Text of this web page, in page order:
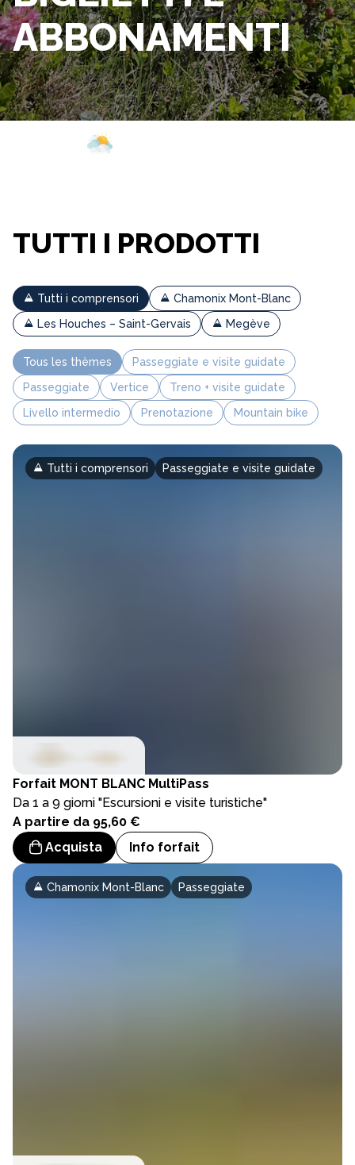
ABBONAMENTI
TUTTI I PRODOTTI
Tutti i comprensori
Chamonix Mont-Blanc
Les Houches – Saint-Gervais
Megève
Tous les thèmes
Passeggiate e visite guidate
Passeggiate
Vertice
Treno + visite guidate
Livello intermedio
Prenotazione Mountain bike
Tutti i comprensori Passeggiate e visite guidate
Forfait MONT BLANC MultiPass
Da 1 a 9 giorni "Escursioni e visite turistiche"
A partire da 95,60 €
Acquista
Info forfait
Chamonix Mont-Blanc Passeggiate